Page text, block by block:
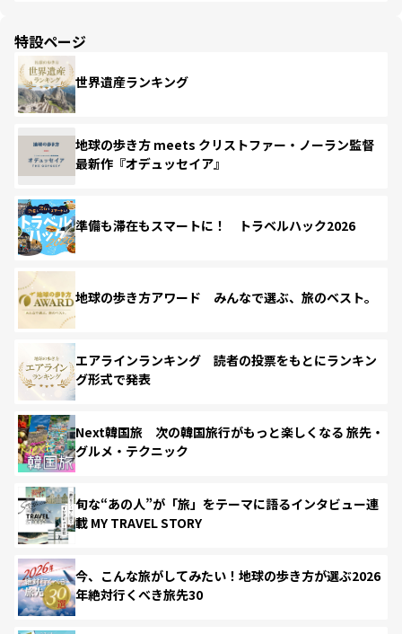
特設ページ
世界遺産ランキング
地球の歩き方 meets クリストファー・ノーラン監督
最新作『オデュッセイア』
準備も滞在もスマートに！ トラベルハック2026
地球の歩き方アワード みんなで選ぶ、旅のベスト。
エアラインランキング 読者の投票をもとにランキン
グ形式で発表
Next韓国旅 次の韓国旅行がもっと楽しくなる 旅先・
グルメ・テクニック
旬な“あの人”が「旅」をテーマに語るインタビュー連
載 MY TRAVEL STORY
今、こんな旅がしてみたい！地球の歩き方が選ぶ2026
年絶対行くべき旅先30